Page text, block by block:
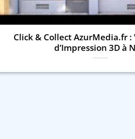
Click & Collect AzurMedia.fr :
d’Impression 3D à